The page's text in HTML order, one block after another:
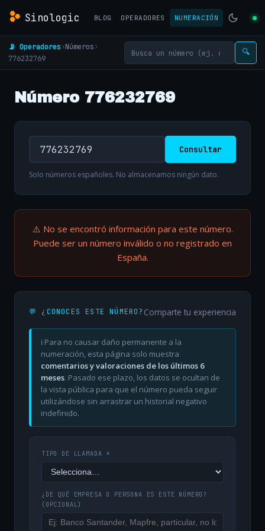
Sinologic BLOG OPERADORES NUMERACIÓN
📡 Operadores›Números›
776232769
🔍
Número 776232769
Consultar
Solo números españoles. No almacenamos ningún dato.
⚠️ No se encontró información para este número.
Puede ser un número inválido o no registrado en
España.
💬 ¿CONOCES ESTE NÚMERO? Comparte tu experiencia
ℹ️ Para no causar daño permanente a la
numeración, esta página solo muestra
comentarios y valoraciones de los últimos 6
meses. Pasado ese plazo, los datos se ocultan de
la vista pública para que el número pueda seguir
utilizándose sin arrastrar un historial negativo
indefinido.
TIPO DE LLAMADA *
¿DE QUÉ EMPRESA O PERSONA ES ESTE NÚMERO?
(OPCIONAL)